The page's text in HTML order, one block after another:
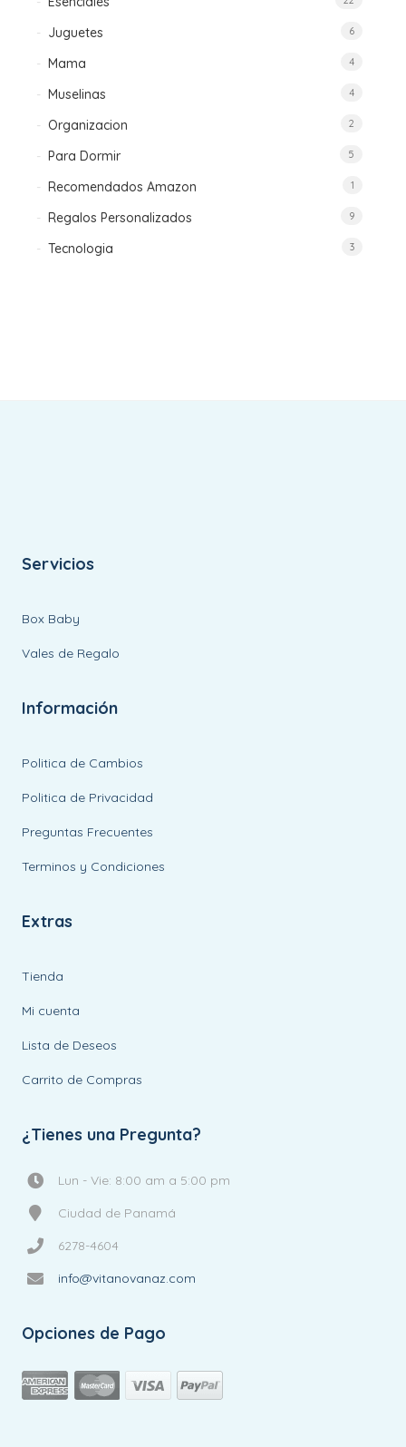
Juguetes 6
Mama 4
Muselinas 4
Organizacion 2
Para Dormir 5
Recomendados Amazon 1
Regalos Personalizados 9
Tecnologia 3
Servicios
Box Baby
Vales de Regalo
Información
Politica de Cambios
Politica de Privacidad
Preguntas Frecuentes
Terminos y Condiciones
Extras
Tienda
Mi cuenta
Lista de Deseos
Carrito de Compras
¿Tienes una Pregunta?
Lun - Vie: 8:00 am a 5:00 pm
Ciudad de Panamá
6278-4604
info@vitanovanaz.com
Opciones de Pago